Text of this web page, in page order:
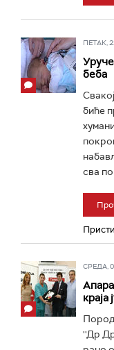
ПЕТАК,
беба
биће
сва
СРЕДА,
''Др